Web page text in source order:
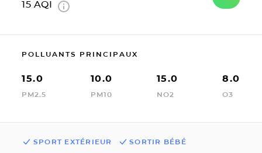
15 AQI
POLLUANTS PRINCIPAUX
15.0
PM2.5
10.0
PM10
15.0
NO2
8.0
O3
SPORT EXTÉRIEUR SORTIR BÉBÉ